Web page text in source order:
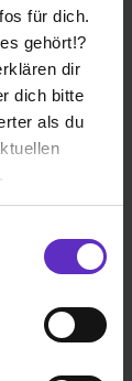
für dich.
gehört!?
dir
dich bitte
als du
zu